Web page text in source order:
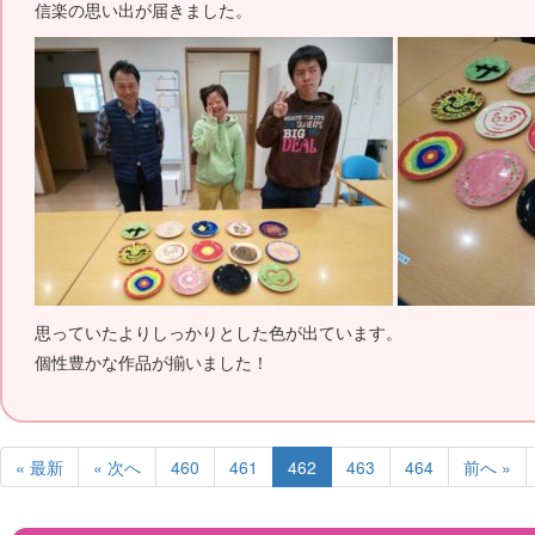
信楽の思い出が届きました。
思っていたよりしっかりとした色が出ています。
個性豊かな作品が揃いました！
« 最新 « 次へ 460 461 462 463 464 前へ »